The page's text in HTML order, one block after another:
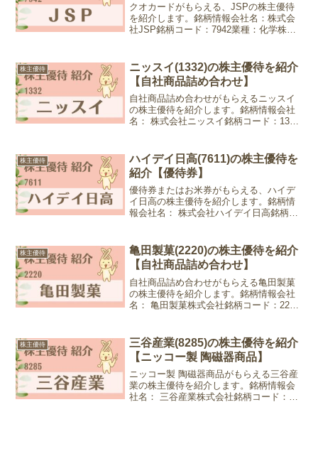
クオカードがもらえる、JSPの株主優待
を紹介します。銘柄情報会社名：株式会
社JSP銘柄コード：7942業種：化学株
ード2026年3月末から継続保有が条...
株主優待
ニッスイ(1332)の株主優待を紹介
【自社商品詰め合わせ】
自社商品詰め合わせがもらえるニッスイ
の株主優待を紹介します。銘柄情報会社
名： 株式会社ニッスイ銘柄コード：1332
末日優待内容：自社商品詰め合わせ10...
株主優待
ハイデイ日高(7611)の株主優待を
紹介【優待券】
優待券またはお米券がもらえる、ハイデ
イ日高の株主優待を紹介します。銘柄情
報会社名： 株式会社ハイデイ日高銘柄コ
月：2月末日、8月末日優待内容：優待券
(...
株主優待
亀田製菓(2220)の株主優待を紹介
【自社商品詰め合わせ】
自社商品詰め合わせがもらえる亀田製菓
の株主優待を紹介します。銘柄情報会社
名： 亀田製菓株式会社銘柄コード：2220
優待内容：自社商品詰め合わせ100株以...
株主優待
三谷産業(8285)の株主優待を紹介
【ニッコー製 陶磁器商品】
ニッコー製 陶磁器商品がもらえる三谷産
業の株主優待を紹介します。銘柄情報会
社名： 三谷産業株式会社銘柄コード：